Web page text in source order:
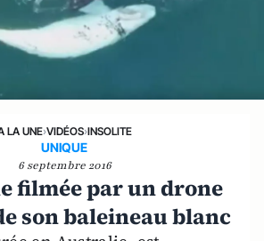
LA UNE›VIDÉOS›INSOLITE
UNIQUE
6 septembre 2016
filmée par un drone
son baleineau blanc